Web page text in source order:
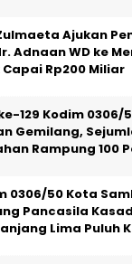
Ajukan
Adnaan WD ke
Capai Rp200 Miliar
129 Kodim
Gemilang,
Rampung 100
0306/50 Kota
Pancasila
Lima Puluh